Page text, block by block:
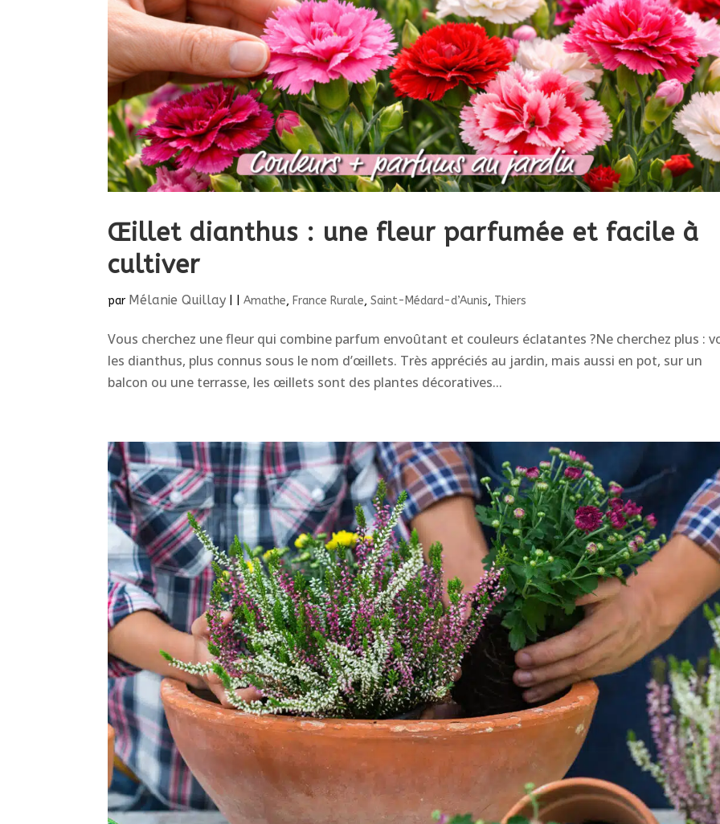
Œillet dianthus : une fleur parfumée et facile à
cultiver
par Mélanie Quillay |Amathe, France Rurale,Saint-Médard-d’Aunis, Thiers
Vous cherchez une fleur qui combine parfum envoûtant et couleurs éclatantes ?Ne cherchez plus :
les dianthus, plus connus sous le nom d’œillets. Très appréciés au jardin, mais aussi en pot, sur un
balcon ou une terrasse, les œillets sont des plantes décoratives...